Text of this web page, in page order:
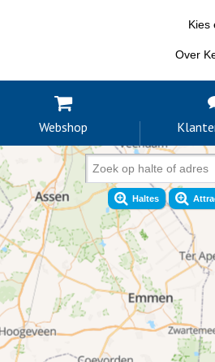
Kies
Over
Webshop
Zoek op halte of adres
Haltes